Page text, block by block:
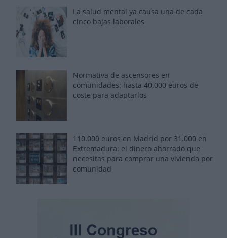
La salud mental ya causa una de cada
cinco bajas laborales
Normativa de ascensores en
comunidades: hasta 40.000 euros de
coste para adaptarlos
110.000 euros en Madrid por 31.000 en
Extremadura: el dinero ahorrado que
necesitas para comprar una vivienda por
comunidad